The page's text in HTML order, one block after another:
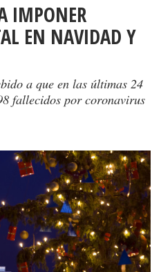
IMPONER
EN NAVIDAD Y
a que en las últimas 24
fallecidos por coronavirus